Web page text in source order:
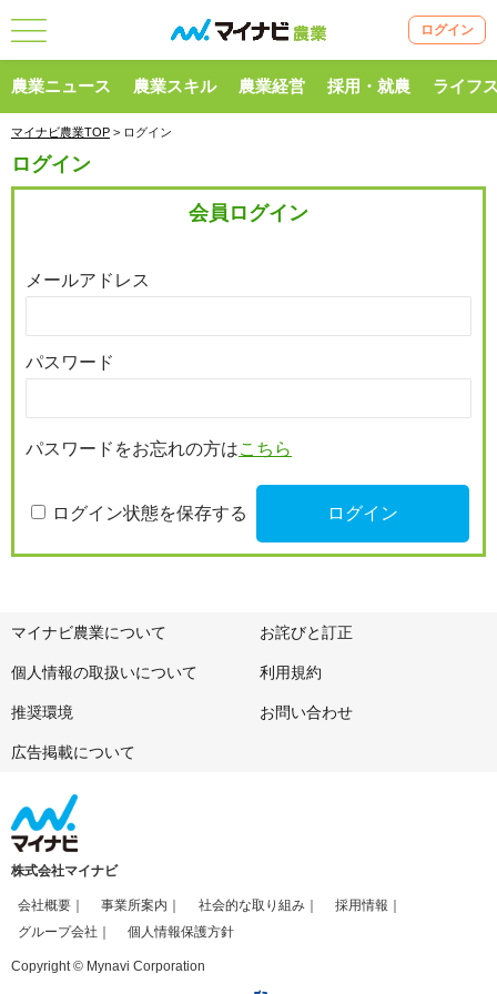
ログイン
農業ニュース 農業スキル 農業経営 採用・就農 ライフ
マイナビ農業TOP > ログイン
ログイン
会員ログイン
メールアドレス
パスワード
パスワードをお忘れの方はこちら
ログイン状態を保存する
マイナビ農業について お詫びと訂正
個人情報の取扱いについて 利用規約
推奨環境 お問い合わせ
広告掲載について
株式会社マイナビ
会社概要 事業所案内 社会的な取り組み
採用情報
グループ会社
個人情報保護方針
Copyright © Mynavi Corporation